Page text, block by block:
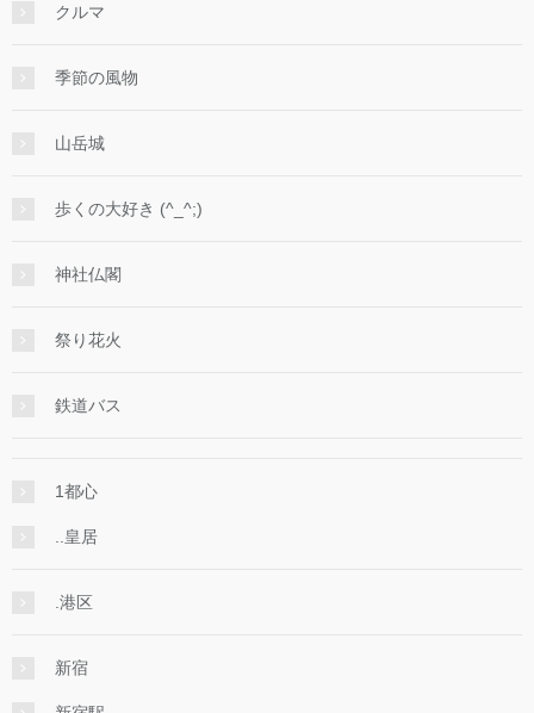
クルマ
季節の風物
山岳城
歩くの大好き (^_^;)
神社仏閣
祭り花火
鉄道バス
1都心
..皇居
.港区
新宿